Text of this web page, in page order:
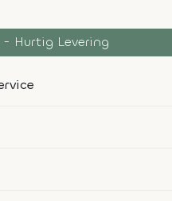
- Hurtig Levering